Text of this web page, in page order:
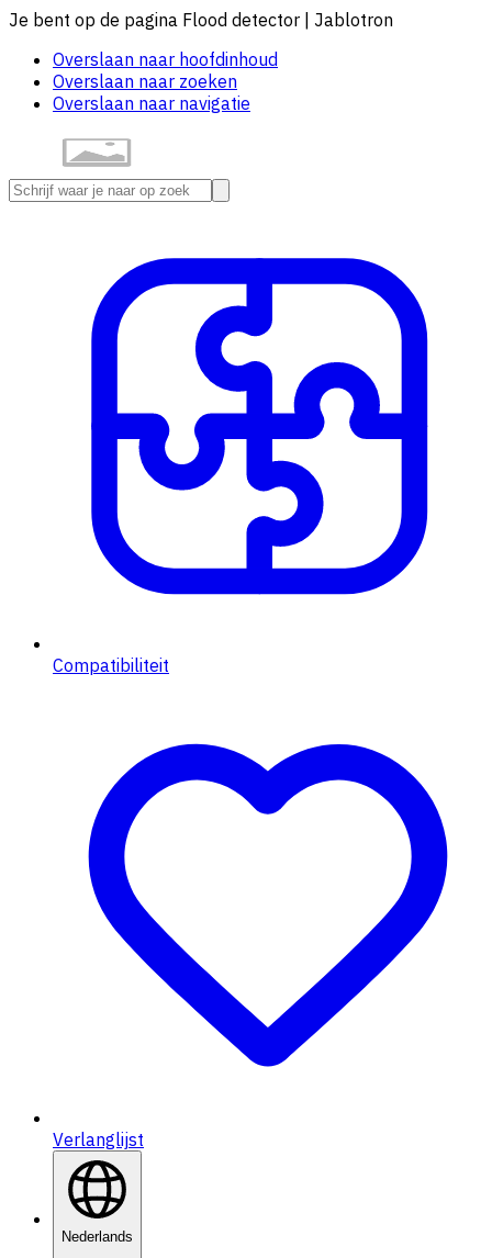
Je bent op de pagina Flood detector | Jablotron
Overslaan naar hoofdinhoud
Overslaan naar zoeken
Overslaan naar navigatie
Compatibiliteit
Verlanglijst
Nederlands